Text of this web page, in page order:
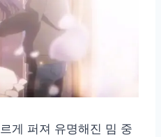
게 퍼져 유명해진 밈 중